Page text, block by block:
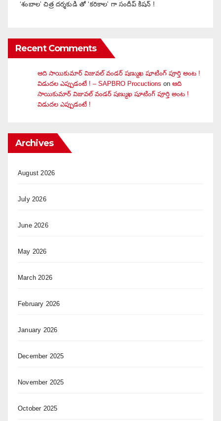
‘శంబాల’ చిత్ర దర్శకుడి తో ‘కరికాల’ గా సందీప్ కిషన్ !
Recent Comments
ఆది సాయికుమార్ విజువ‌ల్ వండ‌ర్ ష‌ణ్ముఖ షూటింగ్ పూర్తి అంట !
విడుదల ఎప్పుడంటే ! – SAPBRO Procuctions on ఆది
సాయికుమార్ విజువ‌ల్ వండ‌ర్ ష‌ణ్ముఖ షూటింగ్ పూర్తి అంట !
విడుదల ఎప్పుడంటే !
Archives
August 2026
July 2026
June 2026
May 2026
March 2026
February 2026
January 2026
December 2025
November 2025
October 2025